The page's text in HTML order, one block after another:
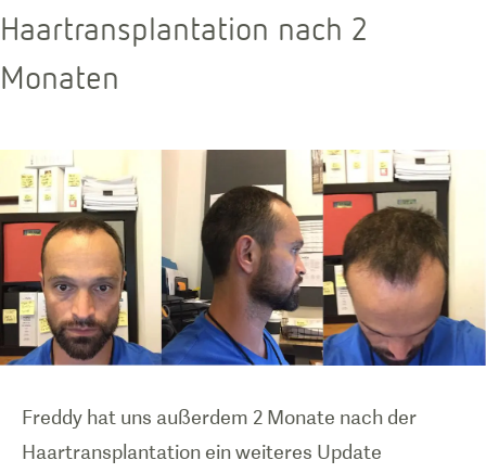
Haartransplantation nach 2
Monaten
Freddy hat uns außerdem 2 Monate nach der
Haartransplantation ein weiteres Update